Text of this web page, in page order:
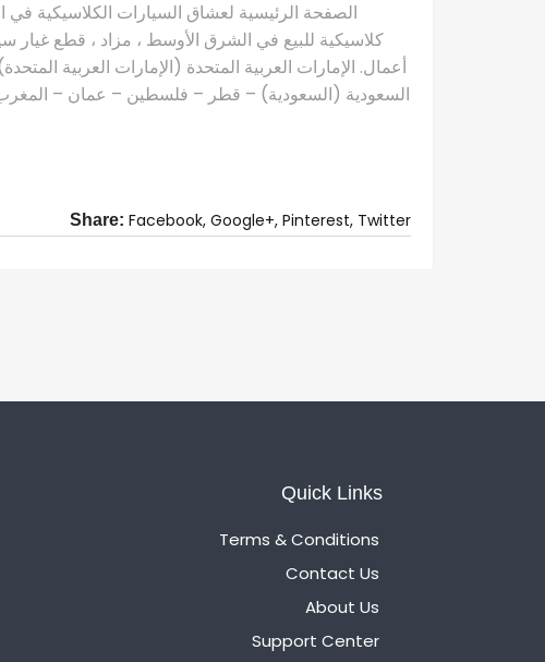
كلاسيكية للبيع في الشرق الأوسط ، مزاد ، قطع غيار
أعمال. الإمارات العربية المتحدة (الإمارات العربية
السعودية (السعودية) – قطر – فلسطين – عمان – المغرب
Share: Facebook, Google+, Pinterest, Twitter
Quick Links
Terms & Conditions
Contact Us
About Us
Support Center